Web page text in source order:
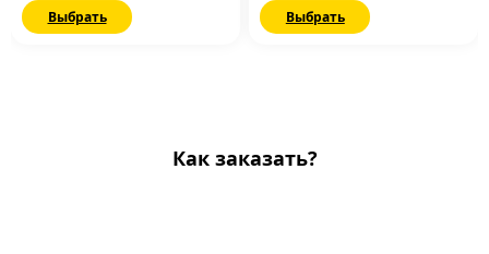
Выбрать Выбрать
Как заказать?